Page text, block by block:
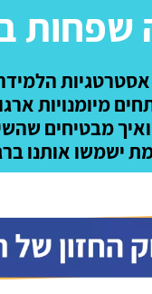
מיומנויות
מבטיחים
ישמשו אותנו